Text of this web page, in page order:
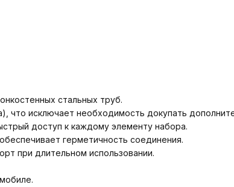
стальных труб.
что исключает необходимость докупать
доступ к каждому элементу набора.
герметичность соединения.
при длительном использовании.